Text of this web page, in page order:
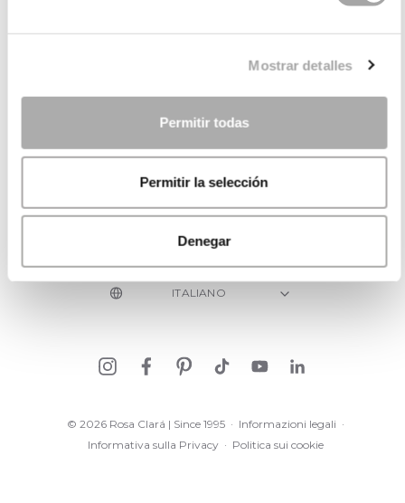
Mostrar detalles
Permitir todas
Permitir la selección
Denegar
CATEGORIE
HAI BISOGNO DI AIUTO?
AZIENDA
© 2026 Rosa Clará | Since 1995 · Informazioni legali ·
Informativa sulla Privacy · Politica sui cookie